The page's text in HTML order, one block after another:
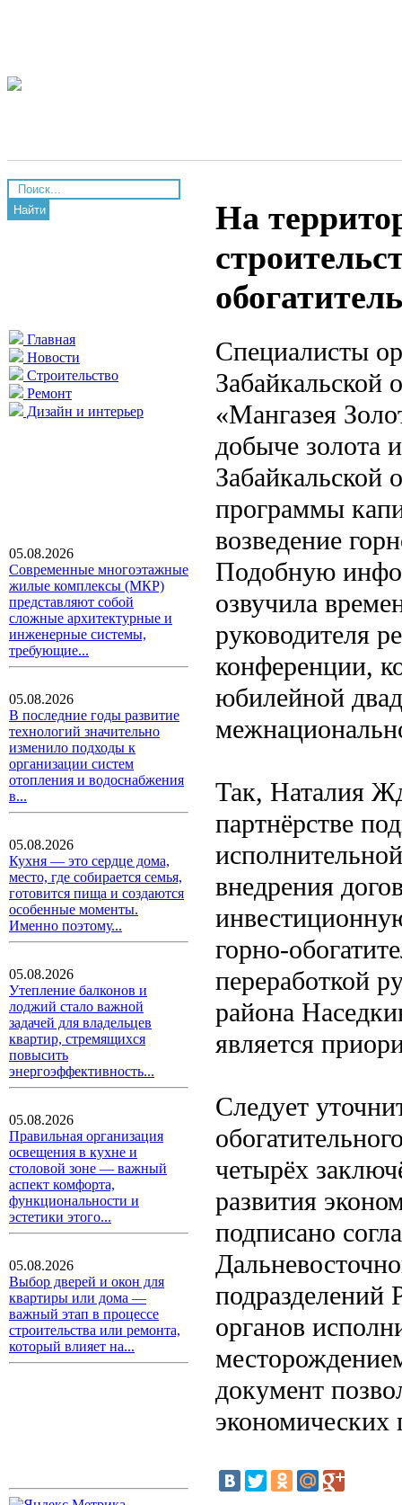
Найти
Главная
Новости
Строительство
Ремонт
Дизайн и интерьер
05.08.2026
Современные многоэтажные
жилые комплексы (МКР)
представляют собой
сложные архитектурные и
инженерные системы,
требующие...
05.08.2026
В последние годы развитие
технологий значительно
изменило подходы к
организации систем
отопления и водоснабжения
в...
05.08.2026
Кухня — это сердце дома,
место, где собирается семья,
готовится пища и создаются
особенные моменты.
Именно поэтому...
05.08.2026
Утепление балконов и
лоджий стало важной
задачей для владельцев
квартир, стремящихся
повысить
энергоэффективность...
05.08.2026
Правильная организация
освещения в кухне и
столовой зоне — важный
аспект комфорта,
функциональности и
эстетики этого...
05.08.2026
Выбор дверей и окон для
квартиры или дома —
важный этап в процессе
строительства или ремонта,
который влияет на...
На
Специалисты
Забайкальской
«Мангазея
добыче золота
Забайкальской
программы
возведение
Подобную
озвучила
руководителя
конференции,
юбилейной
Так, Наталия
партнёрстве
внедрения
горно-
переработкой
района
является
Следует
четырёх
развития
подписано
подразделений
органов
документ
экономических